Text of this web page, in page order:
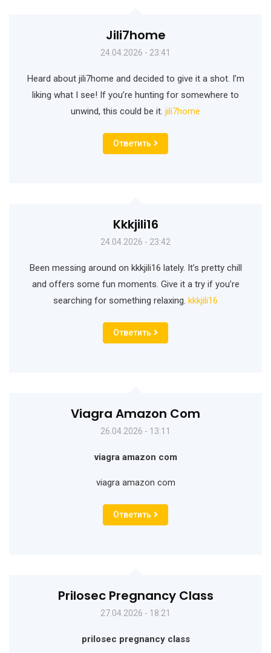
Jili7home
24.04.2026 - 23:41
Heard about jili7home and decided to give it a shot. I’m
liking what I see! If you’re hunting for somewhere to
unwind, this could be it. jili7home
Ответить
Kkkjili16
24.04.2026 - 23:42
Been messing around on kkkjili16 lately. It’s pretty chill
and offers some fun moments. Give it a try if you’re
searching for something relaxing. kkkjili16
Ответить
Viagra Amazon Com
26.04.2026 - 13:11
viagra amazon com
viagra amazon com
Ответить
Prilosec Pregnancy Class
27.04.2026 - 18:21
prilosec pregnancy class